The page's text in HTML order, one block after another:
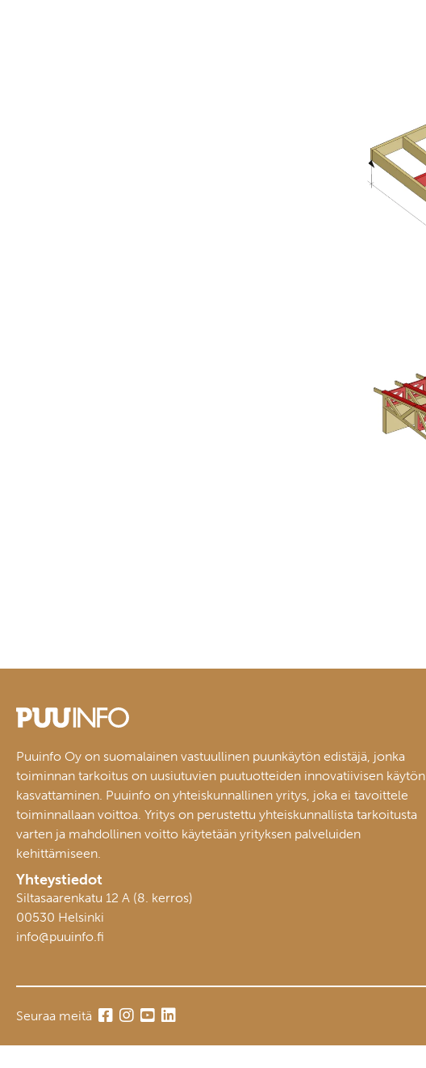
Puuinfo Oy on suomalainen vastuullinen puunkäytön edistäjä, jonka
toiminnan tarkoitus on uusiutuvien puutuotteiden innovatiivisen käytön
kasvattaminen. Puuinfo on yhteiskunnallinen yritys, joka ei tavoittele
toiminnallaan voittoa. Yritys on perustettu yhteiskunnallista tarkoitusta
varten ja mahdollinen voitto käytetään yrityksen palveluiden
kehittämiseen.
Yhteystiedot
Siltasaarenkatu 12 A (8. kerros)
00530 Helsinki
info@puuinfo.fi
Seuraa meitä